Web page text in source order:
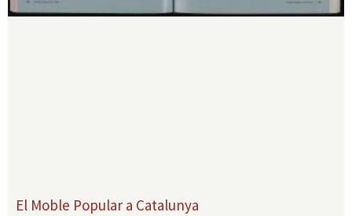
El Moble Popular a Catalunya